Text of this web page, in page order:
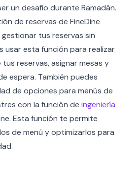
un desafío durante Ramadán.
de reservas de FineDine
tus reservas sin
usar esta función para realizar
reservas, asignar mesas y
espera. También puedes
de opciones para menús de
con la función de ingeniería
Esta función te permite
de menú y optimizarlos para